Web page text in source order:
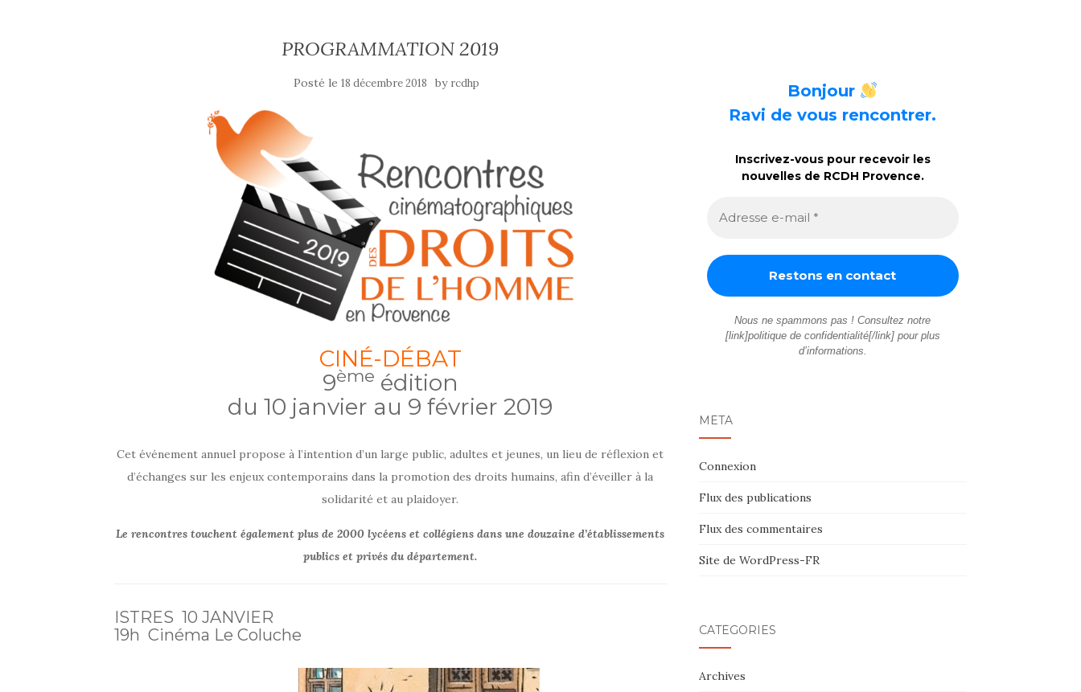
PROGRAMMATION 2019
Posté le 18 décembre 2018 by rcdhp
CINÉ-DÉBAT
9ème édition
du 10 janvier au 9 février 2019
Cet événement annuel propose à l’intention d’un large public, adultes et jeunes, un lieu de réflexion et
d’échanges sur les enjeux contemporains dans la promotion des droits humains, afin d’éveiller à la
solidarité et au plaidoyer.
Le rencontres touchent également plus de 2000 lycéens et collégiens dans une douzaine d’établissements
publics et privés du département.
ISTRES 10 JANVIER
19h Cinéma Le Coluche
Bonjour
Ravi de vous rencontrer.
Inscrivez-vous pour recevoir les
nouvelles de RCDH Provence.
Nous ne spammons pas ! Consultez notre
[link]politique de confidentialité[/link] pour plus
d’informations.
MÉTA
Connexion
Flux des publications
Flux des commentaires
Site de WordPress-FR
CATÉGORIES
Archives